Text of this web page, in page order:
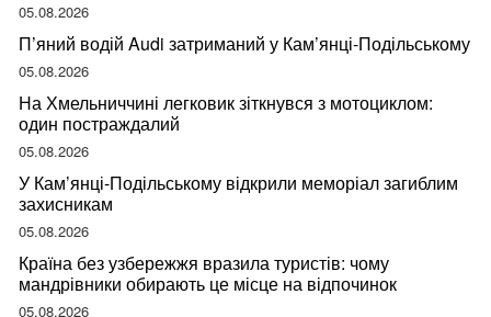
05.08.2026
П’яний водій Audi затриманий у Кам’янці-Подільському
05.08.2026
На Хмельниччині легковик зіткнувся з мотоциклом:
один постраждалий
05.08.2026
У Кам’янці-Подільському відкрили меморіал загиблим
захисникам
05.08.2026
Країна без узбережжя вразила туристів: чому
мандрівники обирають це місце на відпочинок
05.08.2026